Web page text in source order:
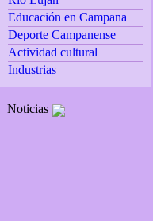
Educación en Campana
Deporte Campanense
Actividad cultural
Industrias
Noticias